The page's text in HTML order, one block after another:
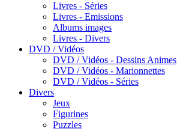
Livres - Séries
Livres - Emissions
Albums images
Livres - Divers
DVD / Vidéos
DVD / Vidéos - Dessins Animes
DVD / Vidéos - Marionnettes
DVD / Vidéos - Séries
Divers
Jeux
Figurines
Puzzles